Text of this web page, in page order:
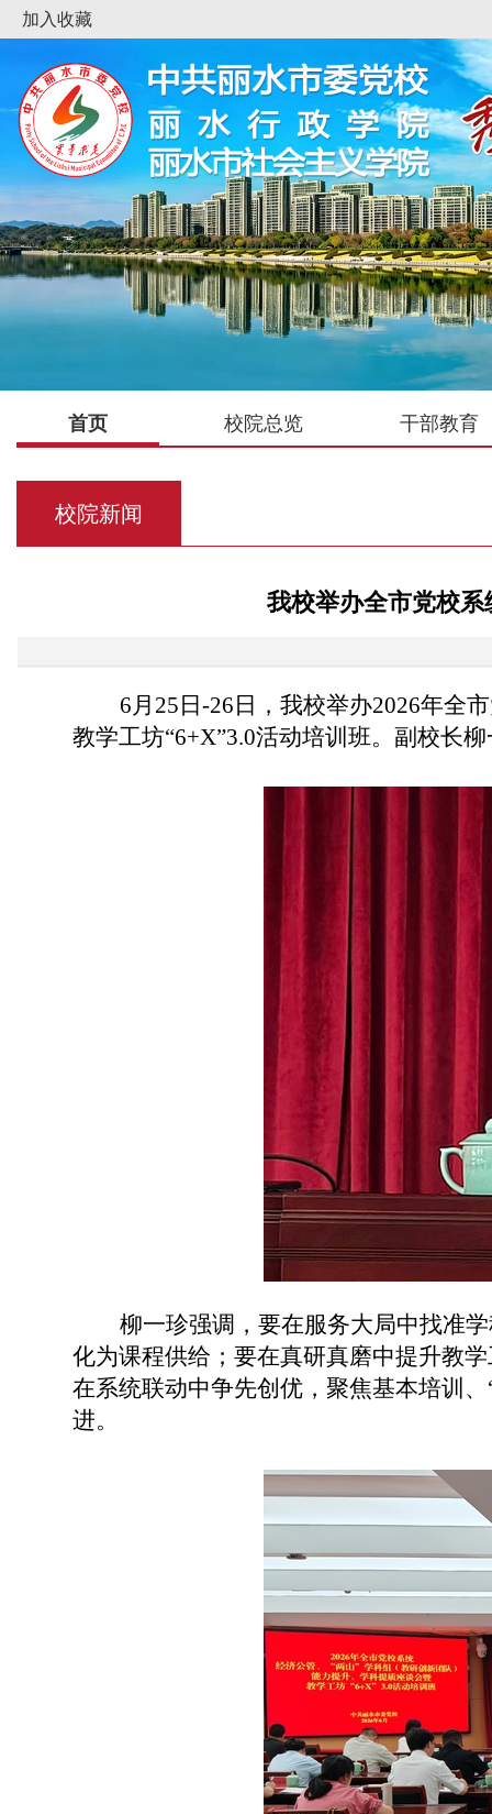
加入收藏
首页 校院总览 干部教育
校院新闻
我校举办全市党校
6月25日-26日，我校举办2026年全
教学工坊“6+X”3.0活动培训班。副校长
柳一珍强调，要在服务大局中找准
化为课程供给；要在真研真磨中提升教
在系统联动中争先创优，聚焦基本培训、
进。